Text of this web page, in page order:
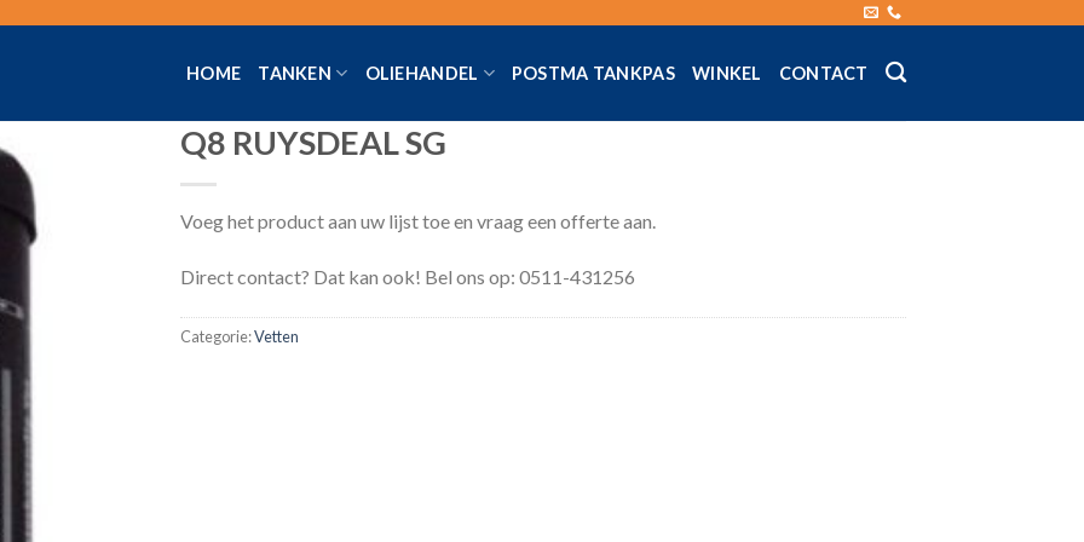
HOME TANKEN OLIEHANDEL POSTMA TANKPAS WINKEL CONTACT
Q8 RUYSDEAL SG
Voeg het product aan uw lijst toe en vraag een offerte aan.
Direct contact? Dat kan ook! Bel ons op: 0511-431256
Categorie:Vetten